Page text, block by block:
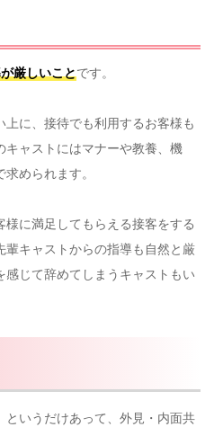
厳しいことです。
に、接待でも利用するお客様も
ャストにはマナーや教養、機
められます。
に満足してもらえる接客をする
輩キャストからの指導も自然と厳
感じて辞めてしまうキャストもい
いうだけあって、外見・内面共